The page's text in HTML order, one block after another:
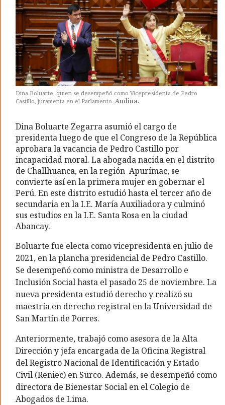
Dina Boluarte, quien se desempeñó como Vicepresidenta de Pedro
Castillo, juramenta en el Parlamento. Andina.
Dina Boluarte Zegarra asumió el cargo de
presidenta luego de que el Congreso de la República
aprobara la vacancia de Pedro Castillo por
incapacidad moral. La abogada nacida en el distrito
de Challhuanca, en la región Apurímac, se
convierte así en la primera mujer en gobernar el
Perú. En este distrito estudió hasta el tercer año de
secundaria en la I.E. María Auxiliadora y culminó
sus estudios en la I.E. Santa Rosa en la ciudad
Abancay.
Boluarte fue electa como vicepresidenta en julio de
2021, en la plancha presidencial de Pedro Castillo.
Se desempeñó como ministra de Desarrollo e
Inclusión Social hasta el pasado 25 de noviembre. La
nueva presidenta estudió derecho y realizó su
maestría en derecho registral en la Universidad de
San Martín de Porres.
Anteriormente, trabajó como asesora de la Alta
Dirección y jefa encargada de la Oficina Registral
del Registro Nacional de Identificación y Estado
Civil (Reniec) en Surco. Además, se desempeñó como
directora de Bienestar Social en el Colegio de
Abogados de Lima.